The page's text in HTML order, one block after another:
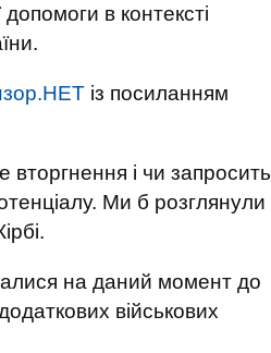
допомоги в контексті
із посиланням
і чи запросить
Ми б розглянули
на даний момент до
військових